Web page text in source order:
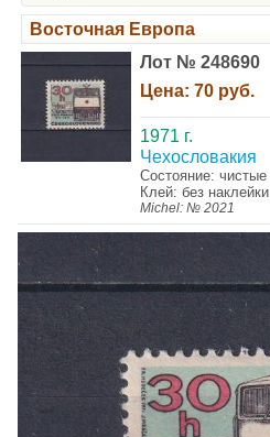
Восточная Европа
Лот № 248690
Цена: 70 руб.
1971 г.
Чехословакия
Состояние: чистые
Клей: без наклейки
Michel: № 2021